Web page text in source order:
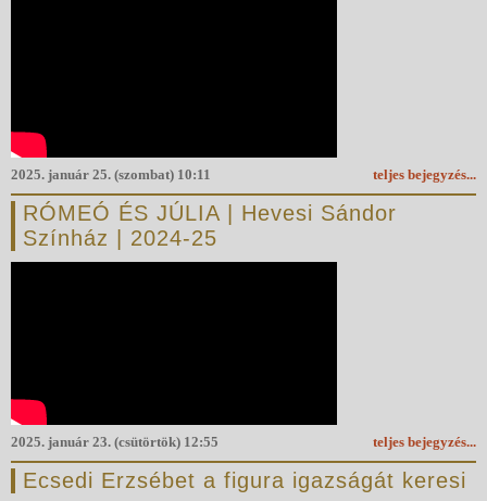
teljes bejegyzés...
2025. január 25. (szombat) 10:11
RÓMEÓ ÉS JÚLIA | Hevesi Sándor
Színház | 2024-25
teljes bejegyzés...
2025. január 23. (csütörtök) 12:55
Ecsedi Erzsébet a figura igazságát keresi